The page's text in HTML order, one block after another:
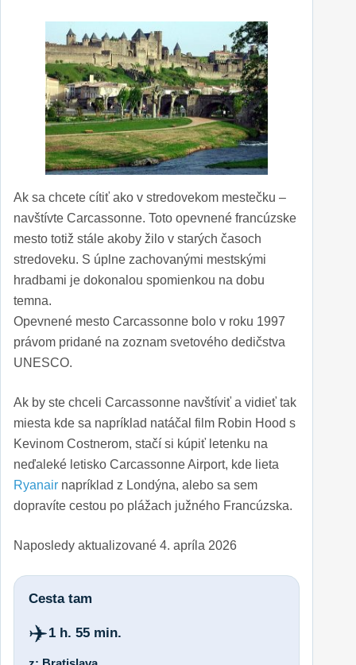
Ak sa chcete cítiť ako v stredovekom mestečku –
navštívte Carcassonne. Toto opevnené francúzske
mesto totiž stále akoby žilo v starých časoch
stredoveku. S úplne zachovanými mestskými
hradbami je dokonalou spomienkou na dobu
temna.
Opevnené mesto Carcassonne bolo v roku 1997
právom pridané na zoznam svetového dedičstva
UNESCO.
Ak by ste chceli Carcassonne navštíviť a vidieť tak
miesta kde sa napríklad natáčal film Robin Hood s
Kevinom Costnerom, stačí si kúpiť letenku na
neďaleké letisko Carcassonne Airport, kde lieta
Ryanair napríklad z Londýna, alebo sa sem
dopravíte cestou po plážach južného Francúzska.
Naposledy aktualizované 4. apríla 2026
Cesta tam
✈️1 h. 55 min.